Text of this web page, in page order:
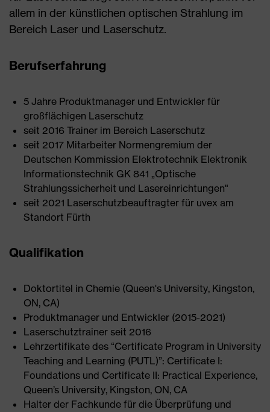
allem in der künstlichen optischen Strahlung im
Bereich Laser und Laserschutz.
Berufserfahrung
5 Jahre Produktmanager und Entwickler für
großflächigen Laserschutz
seit 2016 Trainer im Bereich Laserschutz
seit 2017 Mitarbeiter Normengremium der
Deutschen Kommission Elektrotechnik Elektronik
Informationstechnik GK 841 „Optische
Strahlungssicherheit und Lasereinrichtungen"
seit 2021 Laserschutzbeauftragter für uvex am
Standort Fürth
Qualifikation
Doktortitel in Chemie (Queen's University, Kingston,
ON, CA)
Produktmanager und Entwickler (2015-2021)
Laserschutztrainer seit 2016
Lehrzertifikate des “Certificate Program in University
Teaching and Learning (PUTL)”: Certificate I:
Foundations und Certificate II: Practical Experience,
Queen’s University, Kingston, ON, CA
Halter der Fachkunde für die Überprüfung und